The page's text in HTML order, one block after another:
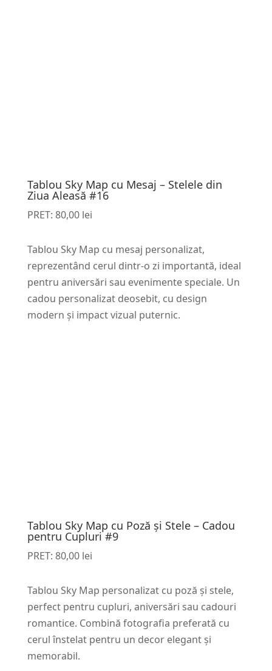
Tablou Sky Map cu Mesaj – Stelele din
Ziua Aleasă #16
PRET: 80,00 lei
Tablou Sky Map cu mesaj personalizat,
reprezentând cerul dintr-o zi importantă, ideal
pentru aniversări sau evenimente speciale. Un
cadou personalizat deosebit, cu design
modern și impact vizual puternic.
Tablou Sky Map cu Poză și Stele – Cadou
pentru Cupluri #9
PRET: 80,00 lei
Tablou Sky Map personalizat cu poză și stele,
perfect pentru cupluri, aniversări sau cadouri
romantice. Combină fotografia preferată cu
cerul înstelat pentru un decor elegant și
memorabil.